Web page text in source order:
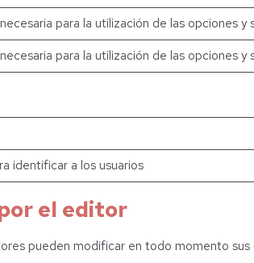
para la utilización de las opciones y
para la utilización de las opciones y
identificar a los usuarios
el editor
pueden modificar en todo momento